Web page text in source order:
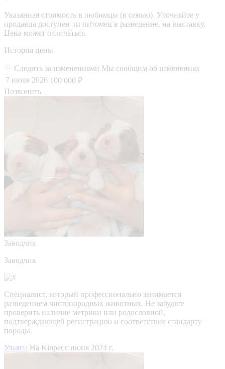
Указанная стоимость в любимцы (в семью). Уточняйте у
продавца доступен ли питомец в разведение, на выставку.
Цена может отличаться.
История цены
Следить за изменениями Мы сообщим об изменениях
7 июля 2026 100 000 ₽
Позвонить
Заводчик
Заводчик
Специалист, который профессионально занимается
разведением чистопородных животных. Не забудьте
проверить наличие метрики или родословной,
подтверждающей регистрацию и соответствие стандарту
породы.
Ульяна На Kinpet c июня 2024 г.